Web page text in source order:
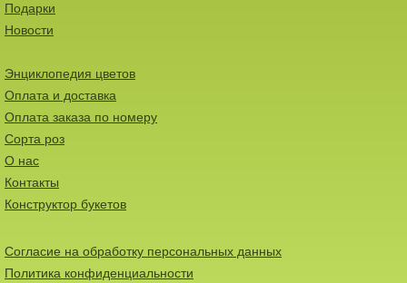
Подарки
Новости
Энциклопедия цветов
Оплата и доставка
Оплата заказа по номеру
Сорта роз
О нас
Контакты
Конструктор букетов
Согласие на обработку персональных данных
Политика конфиденциальности